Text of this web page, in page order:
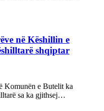
në Këshillin e
shqiptar
Komunën e Butelit ka
sa ka gjithsej…